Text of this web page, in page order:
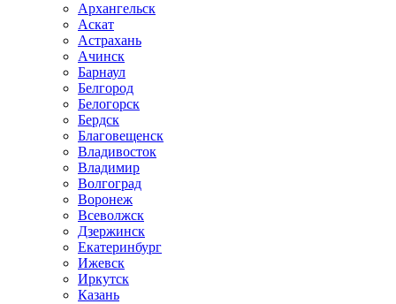
Архангельск
Аскат
Астрахань
Ачинск
Барнаул
Белгород
Белогорск
Бердск
Благовещенск
Владивосток
Владимир
Волгоград
Воронеж
Всеволжск
Дзержинск
Екатеринбург
Ижевск
Иркутск
Казань